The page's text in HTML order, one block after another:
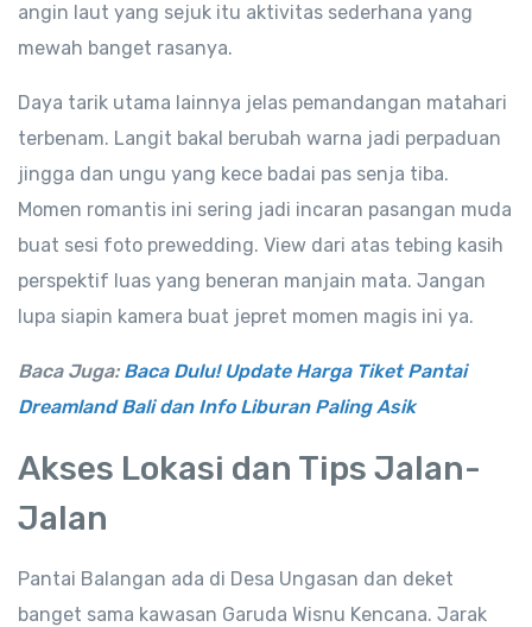
angin laut yang sejuk itu aktivitas sederhana yang
mewah banget rasanya.
Daya tarik utama lainnya jelas pemandangan matahari
terbenam. Langit bakal berubah warna jadi perpaduan
jingga dan ungu yang kece badai pas senja tiba.
Momen romantis ini sering jadi incaran pasangan muda
buat sesi foto prewedding. View dari atas tebing kasih
perspektif luas yang beneran manjain mata. Jangan
lupa siapin kamera buat jepret momen magis ini ya.
Baca Juga: Baca Dulu! Update Harga Tiket Pantai
Dreamland Bali dan Info Liburan Paling Asik
Akses Lokasi dan Tips Jalan-
Jalan
Pantai Balangan ada di Desa Ungasan dan deket
banget sama kawasan Garuda Wisnu Kencana. Jarak